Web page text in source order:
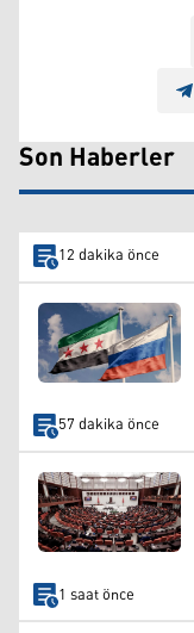
Son Haberler
12 dakika önce
57 dakika önce
1 saat önce